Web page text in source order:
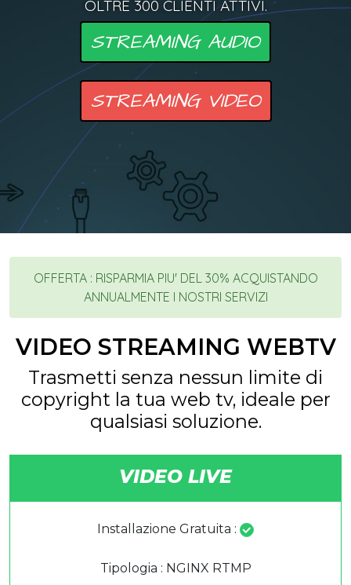
OLTRE 300 CLIENTI ATTIVI.
STREAMING AUDIO
STREAMING VIDEO
OFFERTA : RISPARMIA PIU' DEL 30% ACQUISTANDO
ANNUALMENTE I NOSTRI SERVIZI
VIDEO STREAMING WEBTV
Trasmetti senza nessun limite di
copyright la tua web tv, ideale per
qualsiasi soluzione.
VIDEO LIVE
Installazione Gratuita :
Tipologia : NGINX RTMP